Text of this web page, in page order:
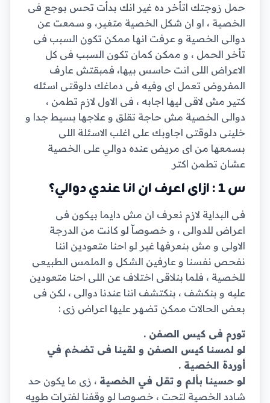
حمل زوجتك اتأخر ده غير انك بدأت تحس بوجع فى
الخصية ، او ان شكل الخصية متغير، و سمعت عن
دوالى الخصية و عرفت انها ممكن تكون السبب فى
تأخر الحمل ، و ممكن كمان تكون السبب فى كل
الاعراض اللى انت حاسس بيها، فمبقتش عارف
المفروض تعمل اى وفيه فى دماغك دلوقتى اسئله
كتير مش لاقى ليها اجابه ، فى الاول لازم تطمن ،
دوالى الخصية مش حاجة تقلق و علاجها بسيط جدا و
خلينى دلوقتى اجاوبك على اغلب الاسئلة اللى
بسمعها من اى مريض عنده دوالي على الخصية
عشان تطمن اكتر
س 1 : ازاى اعرف ان انا عندي دوالي؟
فى البداية لازم نعرف ان مش دايما بيكون فى
اعراض للدوالى ، و خصوصاّ لو كانت من الدرجة
الاولى و مش بنعرفها غير لو احنا متعودين اننا
نفحص نفسنا و عارفين الشكل و الملمس الطبيعى
للخصية ، فلما بنلاقى اختلاف عن اللى احنا متعودين
عليه و بنكشف ، بنكتشف اننا عندنا دوالى ، لكن فى
بعض الحالات ممكن تضهر عليها اعراض زى :
تورم فى كيس الصفن .
لو لمسنا كيس الصفن و لقينا فى تضخم في
أوردة الخصية .
لو حسينا بألم و تقل في الخصية ، زى ما يكون حد
شادد الخصية لتحت ، خصوصا لو وقفنا لفترات طويه